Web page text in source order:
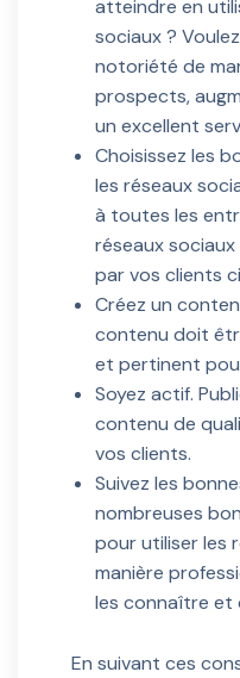
atteindre en
sociaux ?
notoriété de
prospects,
un excellent
Choisissez les
les réseaux
à toutes les
réseaux
par vos clients
Créez un
contenu doit
et pertinent
Soyez actif.
contenu de
vos clients.
Suivez les
nombreuses
pour utiliser les
manière
les connaître et
En suivant ces